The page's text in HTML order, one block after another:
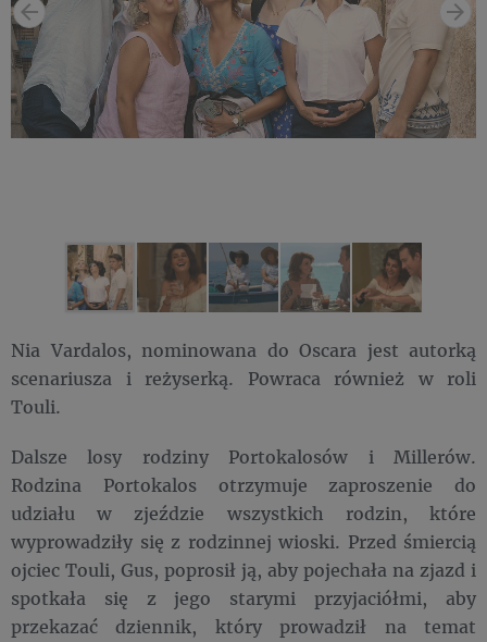
Nia Vardalos, nominowana do Oscara jest autorką
scenariusza i reżyserką. Powraca również w roli
Touli.
Dalsze losy rodziny Portokalosów i Millerów.
Rodzina Portokalos otrzymuje zaproszenie do
udziału w zjeździe wszystkich rodzin, które
wyprowadziły się z rodzinnej wioski. Przed śmiercią
ojciec Touli, Gus, poprosił ją, aby pojechała na zjazd i
spotkała się z jego starymi przyjaciółmi, aby
przekazać dziennik, który prowadził na temat